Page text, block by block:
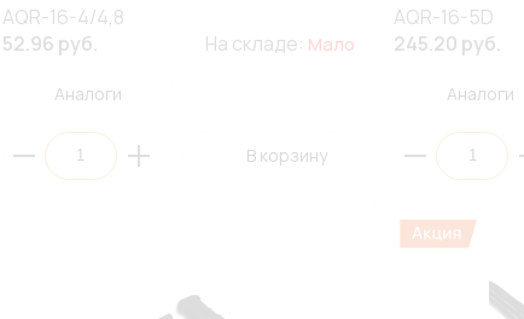
AQR-16-4/4,8
52.96 руб.
На складе: Мало
Аналоги
В корзину
AQR-16-5D
245.20 руб.
Аналоги